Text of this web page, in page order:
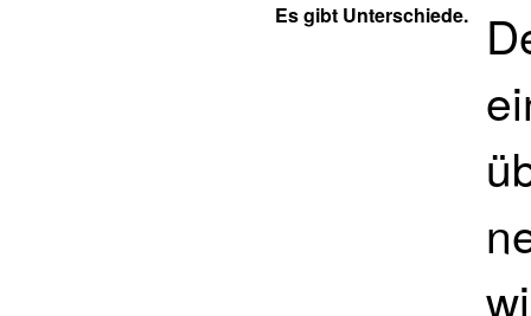
Es gibt Unterschiede.